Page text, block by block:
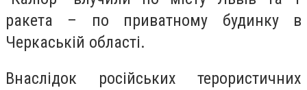
ракета – по приватному будинку в
Черкаській області.
Внаслідок російських терористичних